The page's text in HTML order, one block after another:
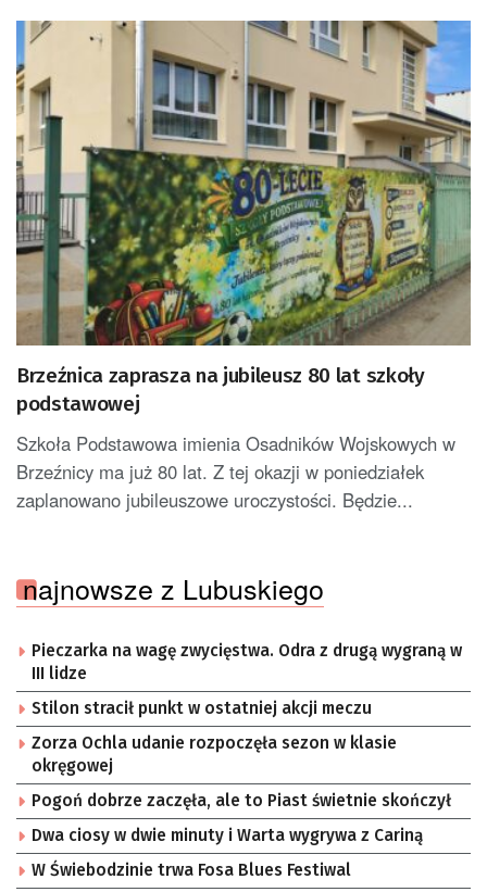
Brzeźnica zaprasza na jubileusz 80 lat szkoły
podstawowej
Szkoła Podstawowa imienia Osadników Wojskowych w
Brzeźnicy ma już 80 lat. Z tej okazji w poniedziałek
zaplanowano jubileuszowe uroczystości. Będzie...
najnowsze z Lubuskiego
Pieczarka na wagę zwycięstwa. Odra z drugą wygraną w
III lidze
Stilon stracił punkt w ostatniej akcji meczu
Zorza Ochla udanie rozpoczęła sezon w klasie
okręgowej
Pogoń dobrze zaczęła, ale to Piast świetnie skończył
Dwa ciosy w dwie minuty i Warta wygrywa z Cariną
W Świebodzinie trwa Fosa Blues Festiwal